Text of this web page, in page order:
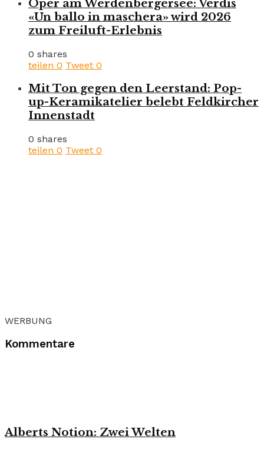
Oper am Werdenbergersee: Verdis
«Un ballo in maschera» wird 2026
zum Freiluft-Erlebnis
0 shares
teilen 0 Tweet 0
Mit Ton gegen den Leerstand: Pop-
up-Keramikatelier belebt Feldkircher
Innenstadt
0 shares
teilen 0 Tweet 0
WERBUNG
Kommentare
Alberts Notion: Zwei Welten